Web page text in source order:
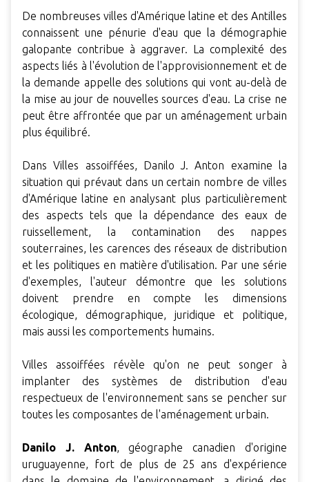
De nombreuses villes d'Amérique latine et des Antilles
connaissent une pénurie d'eau que la démographie
galopante contribue à aggraver. La complexité des
aspects liés à l'évolution de l'approvisionnement et de
la demande appelle des solutions qui vont au-delà de
la mise au jour de nouvelles sources d'eau. La crise ne
peut être affrontée que par un aménagement urbain
plus équilibré.
Dans Villes assoiffées, Danilo J. Anton examine la
situation qui prévaut dans un certain nombre de villes
d'Amérique latine en analysant plus particulièrement
des aspects tels que la dépendance des eaux de
ruissellement, la contamination des nappes
souterraines, les carences des réseaux de distribution
et les politiques en matière d'utilisation. Par une série
d'exemples, l'auteur démontre que les solutions
doivent prendre en compte les dimensions
écologique, démographique, juridique et politique,
mais aussi les comportements humains.
Villes assoiffées révèle qu'on ne peut songer à
implanter des systèmes de distribution d'eau
respectueux de l'environnement sans se pencher sur
toutes les composantes de l'aménagement urbain.
Danilo J. Anton, géographe canadien d'origine
uruguayenne, fort de plus de 25 ans d'expérience